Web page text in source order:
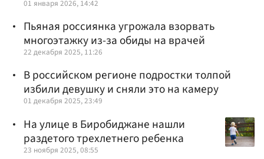
01 января 2026, 14:42
Пьяная россиянка угрожала взорвать
многоэтажку из-за обиды на врачей
22 декабря 2025, 11:26
В российском регионе подростки толпой
избили девушку и сняли это на камеру
01 декабря 2025, 23:49
На улице в Биробиджане нашли
раздетого трехлетнего ребенка
23 ноября 2025, 08:55